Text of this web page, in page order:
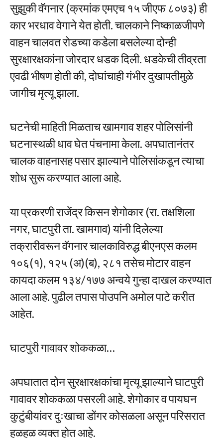
सुझुकी वॅगनार (क्रमांक एमएच १५ जीएफ ८०७३) ही
कार भरधाव वेगाने येत होती. चालकाने निष्काळजीपणे
वाहन चालवत रोडच्या कडेला बसलेल्या दोन्ही
सुरक्षारक्षकांना जोरदार धडक दिली. धडकेची तीव्रता
एवढी भीषण होती की, दोघांचाही गंभीर दुखापतीमुळे
जागीच मृत्यू झाला.
घटनेची माहिती मिळताच खामगाव शहर पोलिसांनी
घटनास्थळी धाव घेत पंचनामा केला. अपघातानंतर
चालक वाहनासह पसार झाल्याने पोलिसांकडून त्याचा
शोध सुरू करण्यात आला आहे.
या प्रकरणी राजेंद्र किसन शेगोकार (रा. तक्षशिला
नगर, घाटपुरी ता. खामगाव) यांनी दिलेल्या
तक्रारीवरून वॅगनार चालकाविरुद्ध बीएनएस कलम
१०६(१), १२५ (अ)(ब), २८१ तसेच मोटार वाहन
कायदा कलम १३४/१७७ अन्वये गुन्हा दाखल करण्यात
आला आहे. पुढील तपास पोउपनि अमोल पाटे करीत
आहेत.
घाटपुरी गावावर शोककळा…
अपघातात दोन सुरक्षारक्षकांचा मृत्यू झाल्याने घाटपुरी
गावावर शोककळा पसरली आहे. शेगोकार व पायघन
कुटुंबीयांवर दुःखाचा डोंगर कोसळला असून परिसरात
हळहळ व्यक्त होत आहे.